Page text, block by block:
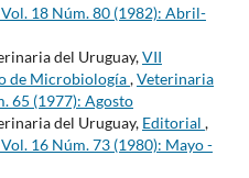
18 Núm. 80 (1982): Abril-
del Uruguay,VII
de Microbiología,Veterinaria
65 (1977): Agosto
del Uruguay, Editorial ,
16 Núm. 73 (1980): Mayo -